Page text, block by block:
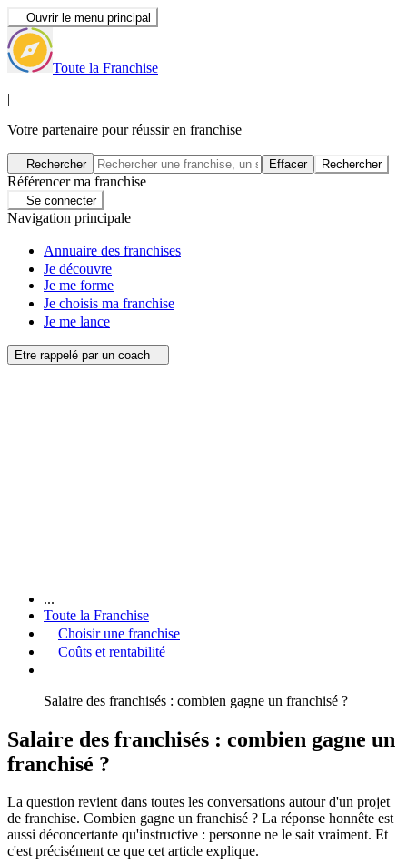
Ouvrir le menu principal
Toute la Franchise
|
Votre partenaire pour réussir en franchise
Rechercher Effacer Rechercher
Référencer ma franchise
Se connecter
Navigation principale
Annuaire des franchises
Je découvre
Je me forme
Je choisis ma franchise
Je me lance
Etre rappelé par un coach
...
Toute la Franchise
Choisir une franchise
Coûts et rentabilité
Salaire des franchisés : combien gagne un franchisé ?
Salaire des franchisés : combien gagne un
franchisé ?
La question revient dans toutes les conversations autour d'un projet
de franchise. Combien gagne un franchisé ? La réponse honnête est
aussi déconcertante qu'instructive : personne ne le sait vraiment. Et
c'est précisément ce que cet article explique.